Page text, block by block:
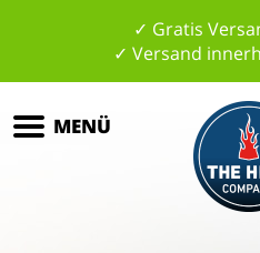
✓ Gratis
✓ Versand
MENÜ